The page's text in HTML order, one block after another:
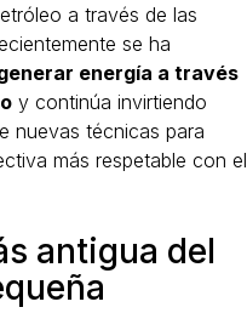
a través de las
se ha
energía a través
y continúa invirtiendo
nuevas técnicas para
más respetable con el
antigua del